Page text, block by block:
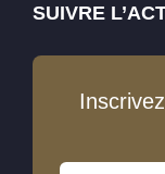
SUIVRE